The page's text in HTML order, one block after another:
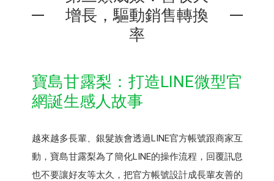
增長，驅動銷售轉換
率
寶島甘露梨：打造LINE微型官
網誕生感人故事
越來越多長輩、銀髮族會透過LINE官方帳號跟商家互
動，寶島⽢露梨為了簡化LINE的操作流程，回覆訊息
也不要讓好友等太久，把官方帳號設計成長輩友善的